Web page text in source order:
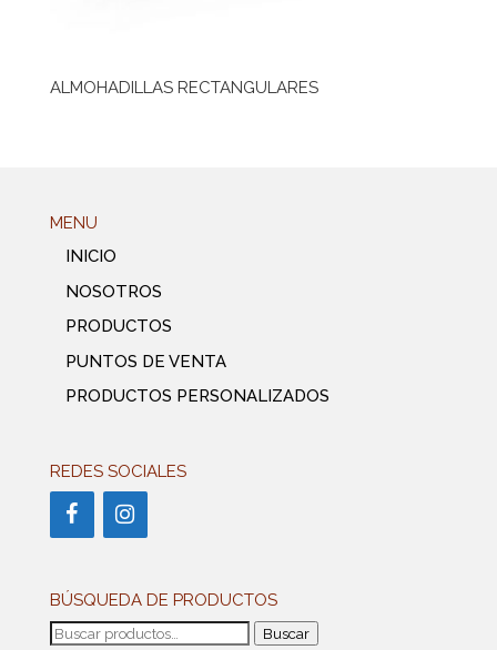
ALMOHADILLAS RECTANGULARES
MENU
INICIO
NOSOTROS
PRODUCTOS
PUNTOS DE VENTA
PRODUCTOS PERSONALIZADOS
REDES SOCIALES
BÚSQUEDA DE PRODUCTOS
Buscar
Buscar